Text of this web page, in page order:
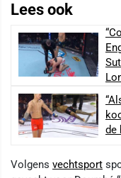
Lees ook
de
Volgens vechtsport